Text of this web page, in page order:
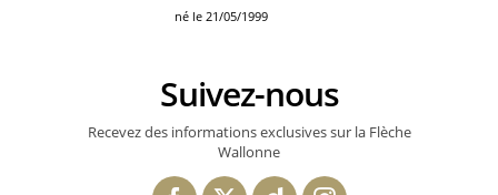
né le 21/05/1999
Suivez-nous
Recevez des informations exclusives sur la Flèche
Wallonne